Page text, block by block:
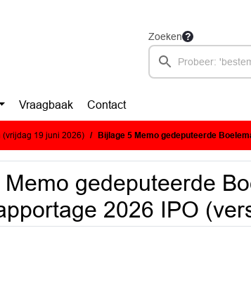
Zoeken
Vraagbaak Contact
(vrijdag 19 juni 2026) Bijlage 5 Memo gedeputeerde Boelema :
Memo gedeputeerde
2026 IPO